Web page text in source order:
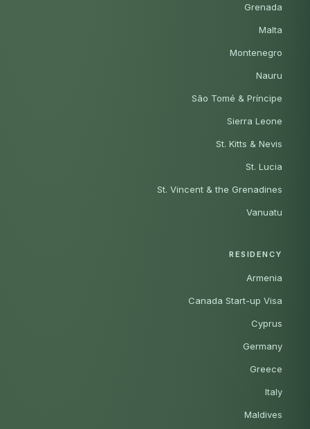
Grenada
Malta
Montenegro
Nauru
São Tomé & Príncipe
Sierra Leone
St. Kitts & Nevis
St. Lucia
St. Vincent & the Grenadines
Vanuatu
RESIDENCY
Armenia
Canada Start-up Visa
Cyprus
Germany
Greece
Italy
Maldives